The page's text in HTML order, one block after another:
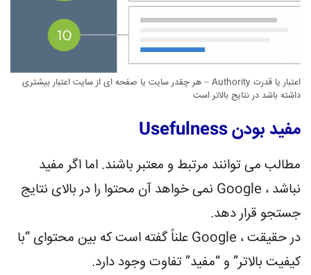
اعتبار یا قدرت Authority – هر چقدر سایت یا صفحه ای از سایت اعتبار بیشتری
داشته باشد در نتایج بالاتر است
مفید بودن Usefulness
مطالب می توانند مرتبط و معتبر باشند. اما اگر مفید
نباشد ، Google نمی خواهد آن محتوا را در بالای نتایج
جستجو قرار دهد.
در حقیقت ، Google علناً گفته است که بین محتوای “با
کیفیت بالاتر” و “مفید” تفاوت وجود دارد.